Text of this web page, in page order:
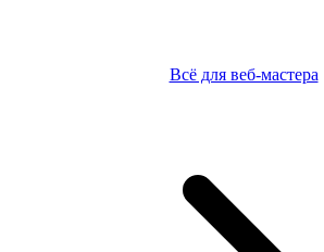
Всё для веб-мастера